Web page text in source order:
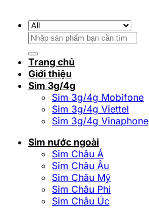
Tìm
Trang chủ
Giới thiệu
Sim 3g/4g
Sim 3g/4g Mobifone
Sim 3g/4g Viettel
Sim 3g/4g Vinaphone
Sim nước ngoài
Sim Châu Á
Sim Châu Âu
Sim Châu Mỹ
Sim Châu Phi
Sim Châu Úc